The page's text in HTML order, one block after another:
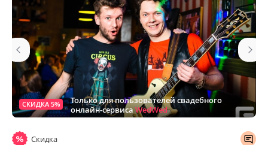
СКИДКА 5%
Только для пользователей свадебного
онлайн-сервисаWedWed
Скидка